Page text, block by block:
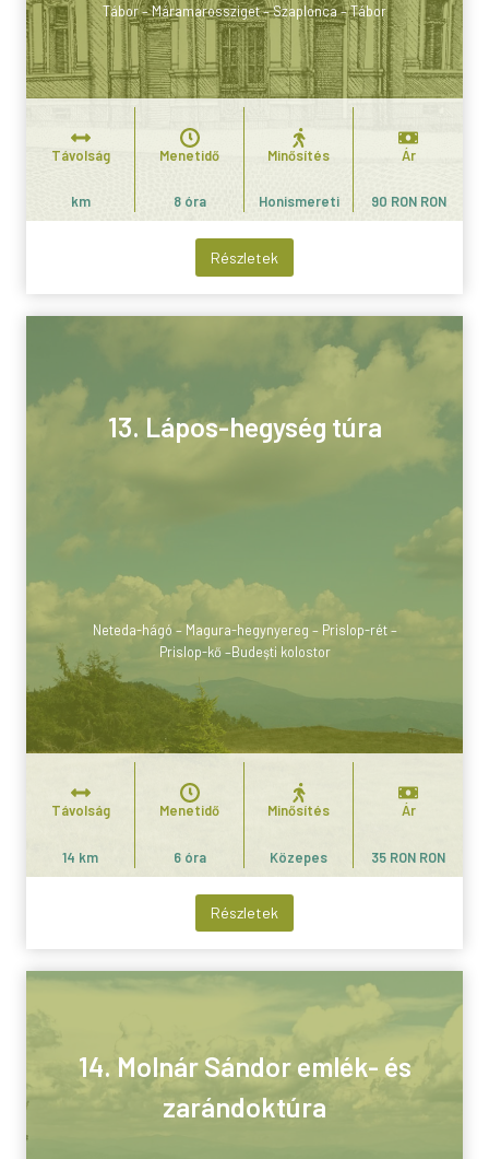
Tábor – Máramarossziget – Szaplonca – Tábor
Távolság
km
Menetidő
8 óra
Minősítés
Honismereti
Ár
90 RON RON
Részletek
13. Lápos-hegység túra
Neteda-hágó – Magura-hegynyereg – Prislop-rét –
Prislop-kő –Budeşti kolostor
Távolság
14 km
Menetidő
6 óra
Minősítés
Közepes
Ár
35 RON RON
Részletek
14. Molnár Sándor emlék- és
zarándoktúra